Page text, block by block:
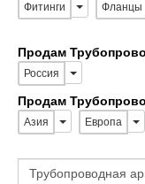
Фитинги Фланцы
Продам
Россия
Продам
Азия Европа